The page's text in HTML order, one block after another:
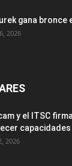
gana bronce
2026
y el ITSC
capacidades
2026